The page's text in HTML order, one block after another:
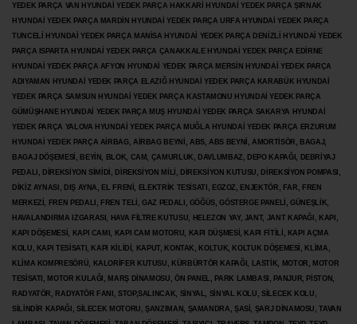
YEDEK PARÇA VAN HYUNDAİ YEDEK PARÇA HAKKARİ HYUNDAİ YEDEK PARÇA ŞIRNAK
HYUNDAİ YEDEK PARÇA MARDİN HYUNDAİ YEDEK PARÇA URFA HYUNDAİ YEDEK PARÇA
TUNCELİ HYUNDAİ YEDEK PARÇA MANİSA HYUNDAİ YEDEK PARÇA DENİZLİ HYUNDAİ YEDEK
PARÇA ISPARTA HYUNDAİ YEDEK PARÇA ÇANAKKALE HYUNDAİ YEDEK PARÇA EDİRNE
HYUNDAİ YEDEK PARÇA AFYON HYUNDAİ YEDEK PARÇA MERSİN HYUNDAİ YEDEK PARÇA
ADIYAMAN HYUNDAİ YEDEK PARÇA ELAZIĞ HYUNDAİ YEDEK PARÇA KARABÜK HYUNDAİ
YEDEK PARÇA SAMSUN HYUNDAİ YEDEK PARÇA KASTAMONU HYUNDAİ YEDEK PARÇA
GÜMÜŞHANE HYUNDAİ YEDEK PARÇA MUŞ HYUNDAİ YEDEK PARÇA SAKARYA HYUNDAİ
YEDEK PARÇA YALOVA HYUNDAİ YEDEK PARÇA MUĞLA HYUNDAİ YEDEK PARÇA ERZURUM
HYUNDAİ YEDEK PARÇA AİRBAG, AİRBAG BEYNİ, ABS, ABS BEYNİ, AMORTİSÖR, BAGAJ,
BAGAJ DÖŞEMESİ, BEYİN, BLOK, CAM, ÇAMURLUK, DAVLUMBAZ, DEPO KAPAĞI, DEBRİYAJ
PEDALI, DİREKSİYON SİMİDİ, DİREKSİYON MİLİ, DİREKSİYON KUTUSU, DİREKSİYON POMPASI,
DİKİZ AYNASI, DIŞ AYNA, EL FRENİ, ELEKTRİK TESİSATI, EGZOZ, ENJEKTÖR,
FAR, FREN
MERKEZİ, FREN PEDALI, FREN TELİ, GAZ PEDALI, GÖĞÜS, GÖSTERGE PANELİ, GÜNEŞLİK,
HAVALANDIRMA IZGARASI, HAVA FİLTRE KUTUSU, HELEZON YAY, JANT, JANT KAPAĞI, KAPI,
KAPI DÖŞEMESİ, KAPI CAMI, KAPI CAM MOTORU, KAPI DÜŞMESİ, KAPI FİTİLİ, KAPI AÇMA
KOLU, KAPI TESİSATI, KAPI KİLİDİ, KAPUT, KONTAK, KOLTUK, KOLTUK DÖŞEMESİ, KLİMA,
KLİMA KOMPRESÖRÜ, KALORİFER KUTUSU, KÜRBÜRTÖR KAPAĞI, LASTİK, MOTOR, MOTOR
TESİSATI, MOTOR KULAĞI, MARŞ DİNAMOSU, ÖN PANEL, PARK LAMBASI, PANJUR, PİSTON,
RADYATÖR, RADYATÖR FANI, STOP,SALINCAK, SİNYAL, SİNYAL KOLU, SİLECEK KOLU,
SİLİNDİR KAPAĞI, SİLECEK MOTORU, ŞANZIMAN, ŞAMANDRA, ŞASİ, ŞARJ DİNAMOSU, TAVAN